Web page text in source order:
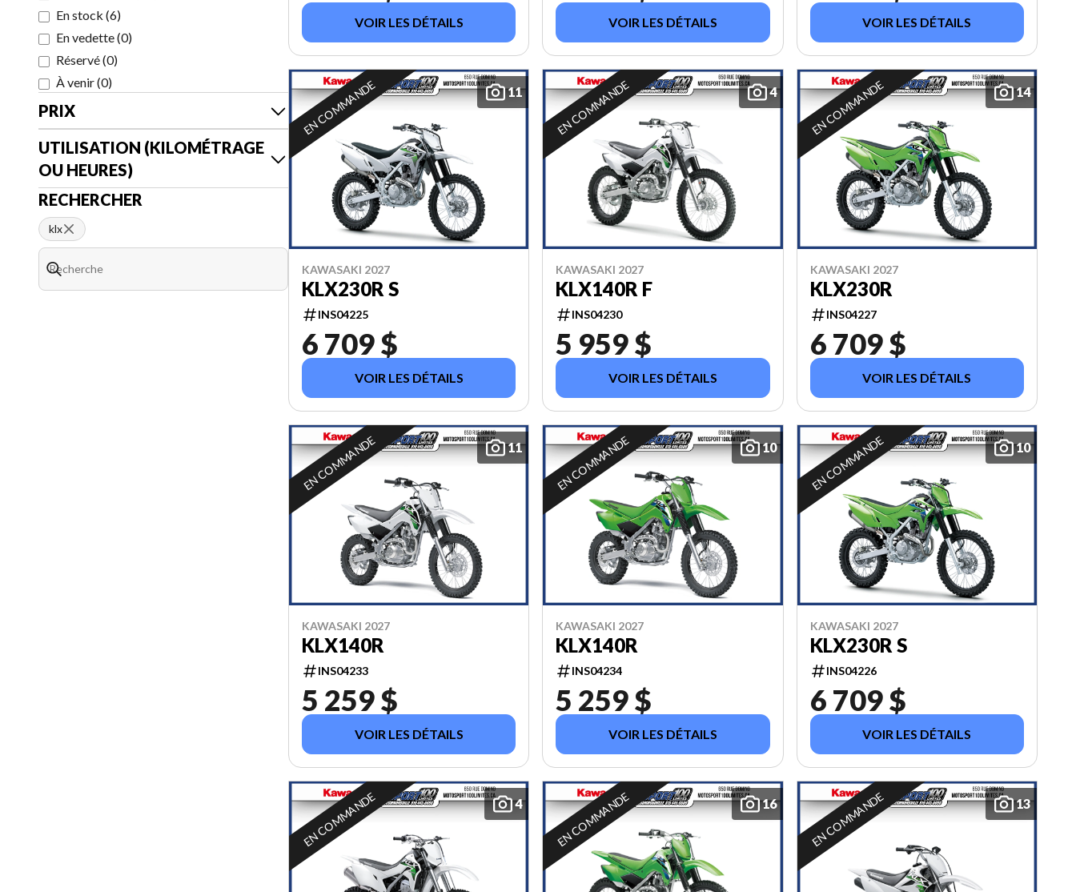
En stock (6)
En vedette(0)
Réservé(0)
À venir(0)
PRIX
UTILISATION (KILOMÉTRAGE
OU HEURES)
RECHERCHER
klx
VOIR LES DÉTAILS VOIR LES DÉTAILS VOIR LES DÉTAILS
11
EN COMMANDE
KAWASAKI 2027
KLX230R S
INS04225
6 709 $
VOIR LES DÉTAILS
4
EN COMMANDE
KAWASAKI 2027
KLX140R F
INS04230
5 959 $
VOIR LES DÉTAILS
14
EN COMMANDE
KAWASAKI 2027
KLX230R
INS04227
6 709 $
VOIR LES DÉTAILS
11
EN COMMANDE
KAWASAKI 2027
KLX140R
INS04233
5 259 $
VOIR LES DÉTAILS
10
EN COMMANDE
KAWASAKI 2027
KLX140R
INS04234
5 259 $
VOIR LES DÉTAILS
10
EN COMMANDE
KAWASAKI 2027
KLX230R S
INS04226
6 709 $
VOIR LES DÉTAILS
4
EN COMMANDE 16
EN COMMANDE 13
EN COMMANDE